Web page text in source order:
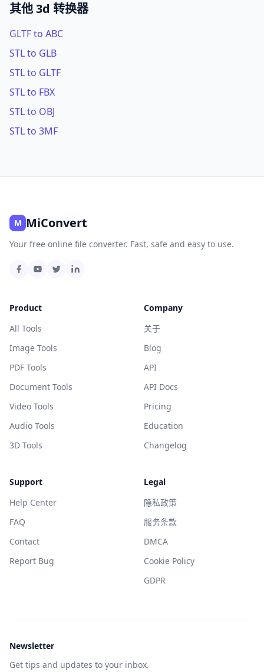
其他 3d 转换器
GLTF to ABC
STL to GLB
STL to GLTF
STL to FBX
STL to OBJ
STL to 3MF
M MiConvert
Your free online file converter. Fast, safe and easy to use.
Product
All Tools
Image Tools
PDF Tools
Document Tools
Video Tools
Audio Tools
3D Tools
Company
关于
Blog
API
API Docs
Pricing
Education
Changelog
Support
Help Center
FAQ
Contact
Report Bug
Legal
隐私政策
服务条款
DMCA
Cookie Policy
GDPR
Newsletter
Get tips and updates to your inbox.